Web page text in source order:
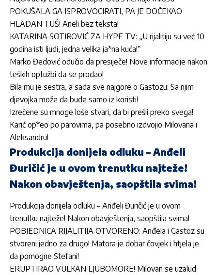
POKUŠALA GA ISPROVOCIRATI, PA JE DOČEKAO
HLADAN TUŠ! Aneli bez teksta!
KATARINA SOTIROVIĆ ZA HYPE TV: „U rijalitiju su već 10
godina isti ljudi, jedna velika ja*na kuća!“
Marko Đedović odučio da presiječe! Nove informacije nakon
teških optužbi da se prodao!
Bila mu je sestra, a sada sve najgore o Gastozu: Sa njim
djevojka može da bude samo iz koristi!
Izrečene su mnoge loše stvari, da bi prešli preko svega!
Karić op*eo po parovima, pa posebno izdvojio Milovana i
Aleksandru!
Produkcija donijela odluku – Anđeli
Đuričić je u ovom trenutku najteže!
Nakon obavještenja, saopštila svima!
Produkcija donijela odluku – Anđeli Đuričić je u ovom
trenutku najteže! Nakon obavještenja, saopštila svima!
POBJEDNICA RIJALITIJA OTVORENO: Anđela i Gastoz su
stvoreni jedno za drugo! Matora je dobar čovjek i htjela je
da pomogne Stefani!
ERUPTIRAO VULKAN LJUBOMORE! Milovan se uzalud